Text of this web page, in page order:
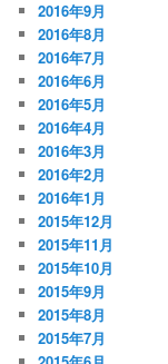
2016年9月
2016年8月
2016年7月
2016年6月
2016年5月
2016年4月
2016年3月
2016年2月
2016年1月
2015年12月
2015年11月
2015年10月
2015年9月
2015年8月
2015年7月